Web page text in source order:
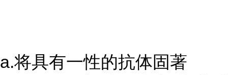
a.将具有一性的抗体固著